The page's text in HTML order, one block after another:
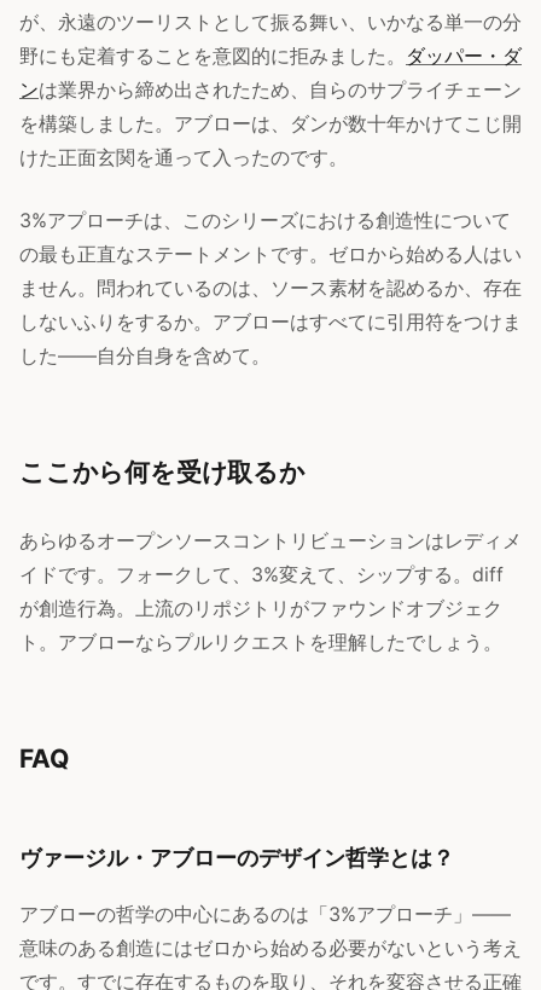
が、永遠のツーリストとして振る舞い、いかなる単一の分
野にも定着することを意図的に拒みました。 ダッパー・ダ
ンは業界から締め出されたため、自らのサプライチェーン
を構築しました。アブローは、ダンが数十年かけてこじ開
けた正面玄関を通って入ったのです。
3%アプローチは、このシリーズにおける創造性について
の最も正直なステートメントです。ゼロから始める人はい
ません。問われているのは、ソース素材を認めるか、存在
しないふりをするか。アブローはすべてに引用符をつけま
した——自分自身を含めて。
ここから何を受け取るか
あらゆるオープンソースコントリビューションはレディメ
イドです。フォークして、3%変えて、シップする。diff
が創造行為。上流のリポジトリがファウンドオブジェク
ト。アブローならプルリクエストを理解したでしょう。
FAQ
ヴァージル・アブローのデザイン哲学とは？
アブローの哲学の中心にあるのは「3%アプローチ」——
意味のある創造にはゼロから始める必要がないという考え
です。すでに存在するものを取り、それを変容させる正確